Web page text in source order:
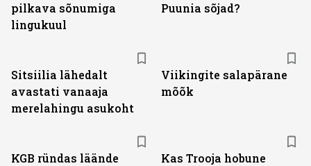
pilkava sõnumiga
lingukuul
Puunia sõjad?
Sitsiilia lähedalt
avastati vanaaja
merelahingu asukoht
Viikingite salapärane
mõõk
KGB ründas läände
Kas Trooja hobune